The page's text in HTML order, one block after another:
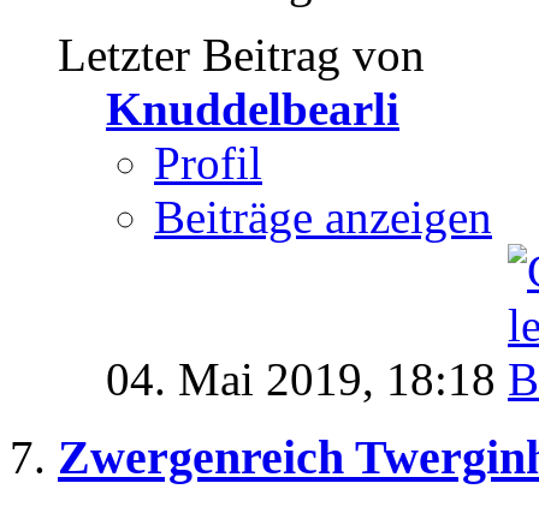
Letzter Beitrag von
Knuddelbearli
Profil
Beiträge anzeigen
04. Mai 2019, 18:18
Zwergenreich